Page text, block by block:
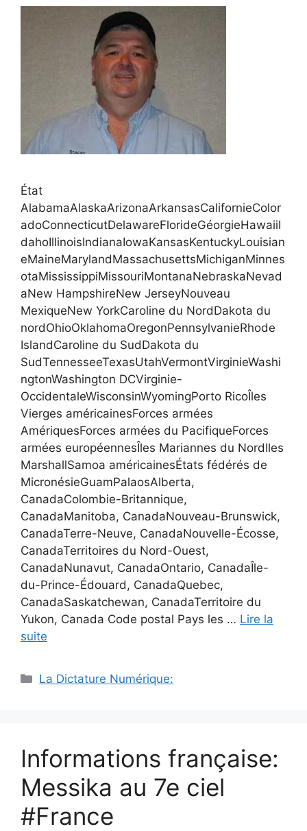
État
AlabamaAlaskaArizonaArkansasCalifornieColor
adoConnecticutDelawareFlorideGéorgieHawaiiI
dahoIllinoisIndianaIowaKansasKentuckyLouisian
eMaineMarylandMassachusettsMichiganMinnes
otaMississippiMissouriMontanaNebraskaNevad
aNew HampshireNew JerseyNouveau
MexiqueNew YorkCaroline du NordDakota du
nordOhioOklahomaOregonPennsylvanieRhode
IslandCaroline du SudDakota du
SudTennesseeTexasUtahVermontVirginieWashi
ngtonWashington DCVirginie-
OccidentaleWisconsinWyomingPorto RicoÎles
Vierges américainesForces armées
AmériquesForces armées du PacifiqueForces
armées européennesÎles Mariannes du NordIles
MarshallSamoa américainesÉtats fédérés de
MicronésieGuamPalaosAlberta,
CanadaColombie-Britannique,
CanadaManitoba, CanadaNouveau-Brunswick,
CanadaTerre-Neuve, CanadaNouvelle-Écosse,
CanadaTerritoires du Nord-Ouest,
CanadaNunavut, CanadaOntario, CanadaÎle-
du-Prince-Édouard, CanadaQuebec,
CanadaSaskatchewan, CanadaTerritoire du
Yukon, Canada Code postal Pays les … Lire la
suite
Catégories
La Dictature Numérique:
Informations française:
Messika au 7e ciel
#France